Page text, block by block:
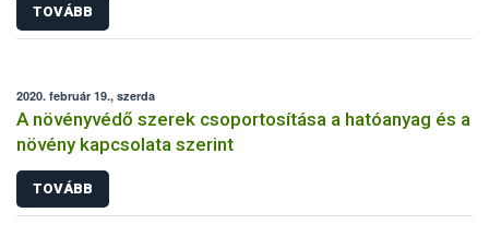
TOVÁBB
2020. február 19., szerda
A növényvédő szerek csoportosítása a hatóanyag és a
növény kapcsolata szerint
TOVÁBB